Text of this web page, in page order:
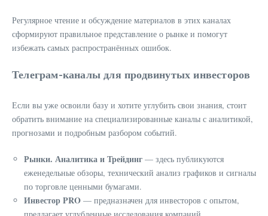
Регулярное чтение и обсуждение материалов в этих каналах
сформируют правильное представление о рынке и помогут
избежать самых распространённых ошибок.
Телеграм-каналы для продвинутых инвесторов
Если вы уже освоили базу и хотите углубить свои знания, стоит
обратить внимание на специализированные каналы с аналитикой,
прогнозами и подробным разбором событий.
Рынки. Аналитика и Трейдинг — здесь публикуются
еженедельные обзоры, технический анализ графиков и сигналы
по торговле ценными бумагами.
Инвестор PRO — предназначен для инвесторов с опытом,